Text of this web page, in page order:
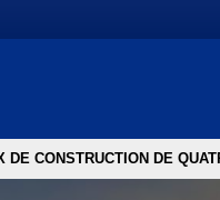
DE CONSTRUCTION DE